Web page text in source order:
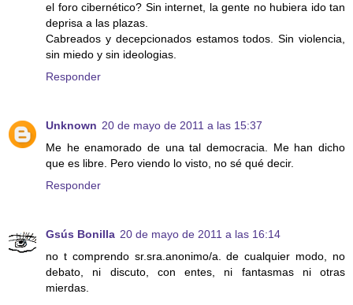
el foro cibernético? Sin internet, la gente no hubiera ido tan
deprisa a las plazas.
Cabreados y decepcionados estamos todos. Sin violencia,
sin miedo y sin ideologias.
Responder
Unknown 20 de mayo de 2011 a las 15:37
Me he enamorado de una tal democracia. Me han dicho
que es libre. Pero viendo lo visto, no sé qué decir.
Responder
Gsús Bonilla 20 de mayo de 2011 a las 16:14
no t comprendo sr.sra.anonimo/a. de cualquier modo, no
debato, ni discuto, con entes, ni fantasmas ni otras
mierdas.